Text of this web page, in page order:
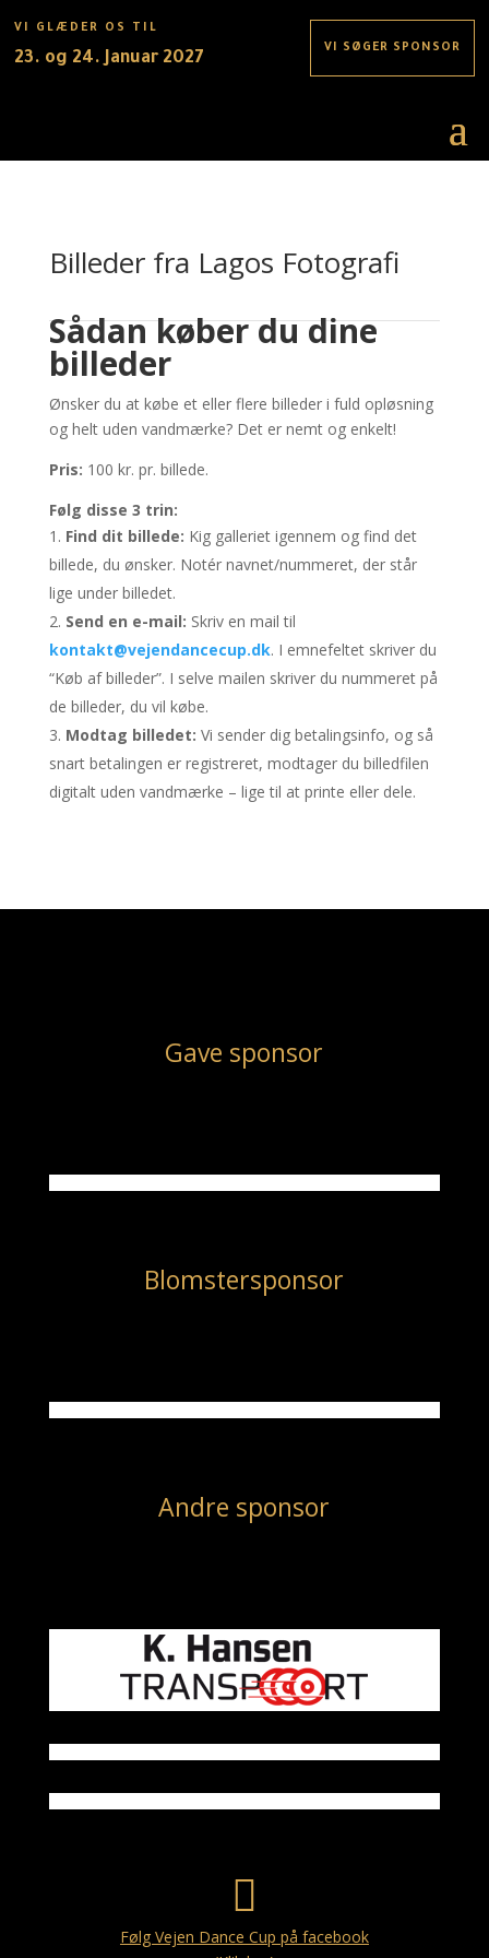
VI GLÆDER OS TIL
23. og 24. Januar 2027
VI SØGER SPONSOR
Billeder fra Lagos Fotografi
Sådan køber du dine
billeder
Ønsker du at købe et eller flere billeder i fuld opløsning
og helt uden vandmærke? Det er nemt og enkelt!
Pris: 100 kr. pr. billede.
Følg disse 3 trin:
Find dit billede: Kig galleriet igennem og find det
billede, du ønsker. Notér navnet/nummeret, der står
lige under billedet.
Send en e-mail: Skriv en mail til
kontakt@vejendancecup.dk. I emnefeltet skriver du
“Køb af billeder”. I selve mailen skriver du nummeret på
de billeder, du vil købe.
Modtag billedet: Vi sender dig betalingsinfo, og så
snart betalingen er registreret, modtager du billedfilen
digitalt uden vandmærke – lige til at printe eller dele.
Gave sponsor
Blomstersponsor
Andre sponsor

Følg Vejen Dance Cup på facebook